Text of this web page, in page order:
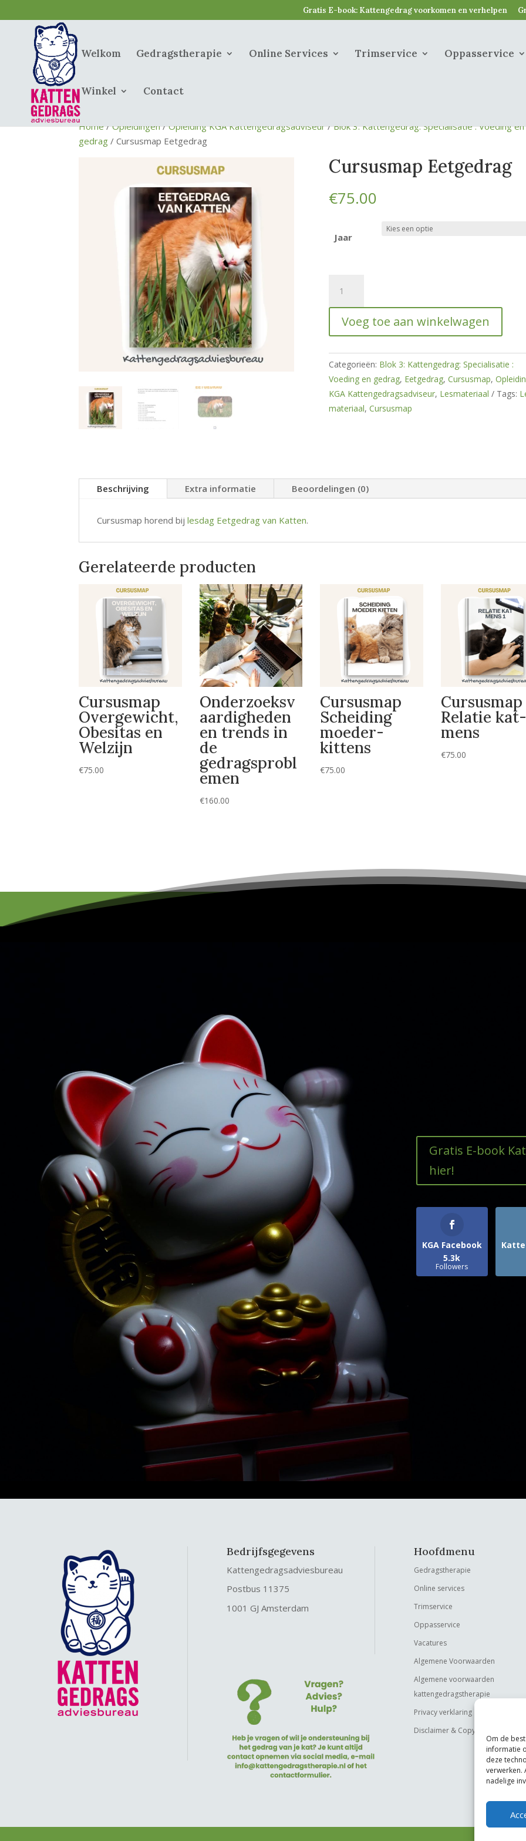
Om de
informatie
deze
verwerken.
nadelige
Gratis E-book: Kattengedrag voorkomen en verhelpen
Welkom Gedragstherapie Online Services Trimservice Oppasservice
Winkel Contact
Home/Opleidingen/Opleiding KGA Kattengedragsadviseur/Blok 3: Kattengedrag: Specialisatie : Voeding en
gedrag / Cursusmap Eetgedrag
Cursusmap Eetgedrag
€75.00
Jaar
Eetgedrag
hoeveelheid
Voeg toe aan winkelwagen
Categorieën: Blok 3: Kattengedrag: Specialisatie :
Voeding en gedrag, Eetgedrag, Cursusmap,
KGA Kattengedragsadviseur, Lesmateriaal Tags:
materiaal, Cursusmap
Beschrijving Extra informatie Beoordelingen (0)
Cursusmap horend bijlesdag Eetgedrag van Katten.
Gerelateerde producten
Cursusmap
Overgewicht,
Obesitas en
Welzijn
€75.00
Onderzoeksv
aardigheden
en trends in
de
gedragsprobl
emen
€160.00
Cursusmap
Scheiding
moeder-
kittens
€75.00
Cursusmap
Relatie kat-
mens
€75.00
Gratis E-book
hier!
KGA Facebook
5.3k
Followers
Bedrijfsgegevens
Kattengedragsadviesbureau
Postbus 11375
1001 GJ Amsterdam
Hoofdmenu
Gedragstherapie
Online services
Trimservice
Oppasservice
Vacatures
Algemene Voorwaarden
Algemene voorwaarden
kattengedragstherapie
Privacy verklaring
Disclaimer & Copyright